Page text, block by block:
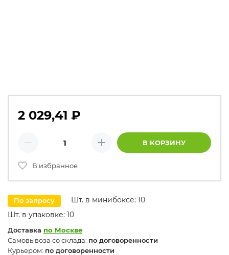
2 029,41 ₽
Плюс В КОРЗИНУ
В избранное
По запросу
Шт. в минибоксе: 10
Шт. в упаковке: 10
Доставка по Москве
Самовывоза со склада: по договоренности
Курьером: по договоренности